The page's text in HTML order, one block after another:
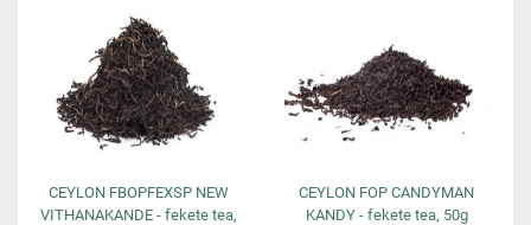
CEYLON FBOPFEXSP NEW
VITHANAKANDE - fekete tea,
CEYLON FOP CANDYMAN
KANDY - fekete tea, 50g